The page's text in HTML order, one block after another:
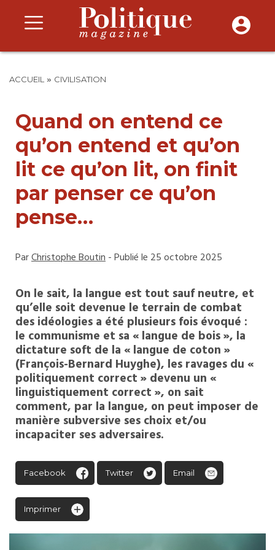
ACCUEIL » CIVILISATION
Quand on entend ce
qu’on entend et qu’on
lit ce qu’on lit, on finit
par penser ce qu’on
pense…
ParChristophe Boutin- Publié le 25 octobre 2025
On le sait, la langue est tout sauf neutre, et
qu’elle soit devenue le terrain de combat
des idéologies a été plusieurs fois évoqué :
le communisme et sa « langue de bois », la
dictature soft de la « langue de coton »
(François-Bernard Huyghe), les ravages du «
politiquement correct » devenu un «
linguistiquement correct », on sait
comment, par la langue, on peut imposer de
manière subversive ses choix et/ou
incapaciter ses adversaires.
Facebook Twitter Email
Imprimer